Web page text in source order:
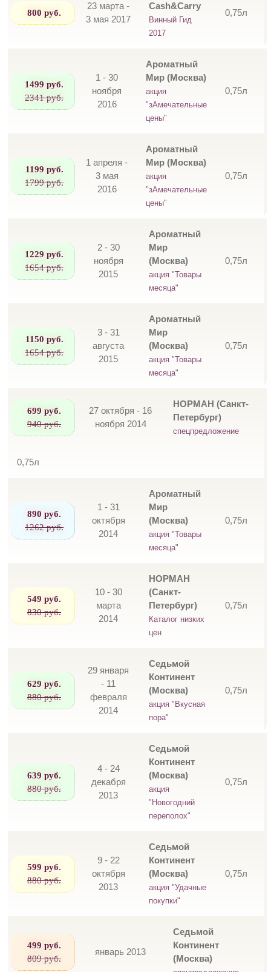
800 руб.
23 марта -
3 мая 2017
Cash&Carry
Винный Гид
2017
0,75л
1499 руб.
2341 руб.
1 - 30
ноября
2016
Ароматный
Мир (Москва)
акция
"зАмечательные
цены"
0,75л
1199 руб.
1799 руб.
1 апреля -
3 мая
2016
Ароматный
Мир (Москва)
акция
"зАмечательные
цены"
0,75л
1229 руб.
1654 руб.
2 - 30
ноября
2015
Ароматный
Мир
(Москва)
акция "Товары
месяца"
0,75л
1150 руб.
1654 руб.
3 - 31
августа
2015
Ароматный
Мир
(Москва)
акция "Товары
месяца"
0,75л
699 руб.
940 руб.
27 октября - 16
ноября 2014
НОРМАН (Санкт-
Петербург)
спецпредложение
0,75л
890 руб.
1262 руб.
1 - 31
октября
2014
Ароматный
Мир
(Москва)
акция "Товары
месяца"
0,75л
549 руб.
830 руб.
10 - 30
марта
2014
НОРМАН
(Санкт-
Петербург)
Каталог низких
цен
0,75л
629 руб.
880 руб.
29 января
- 11
февраля
2014
Седьмой
Континент
(Москва)
акция "Вкусная
пора"
0,75л
639 руб.
880 руб.
4 - 24
декабря
2013
Седьмой
Континент
(Москва)
акция
"Новогодний
переполох"
0,75л
599 руб.
880 руб.
9 - 22
октября
2013
Седьмой
Континент
(Москва)
акция "Удачные
покупки"
0,75л
499 руб.
809 руб.
январь 2013
Седьмой
Континент
(Москва)